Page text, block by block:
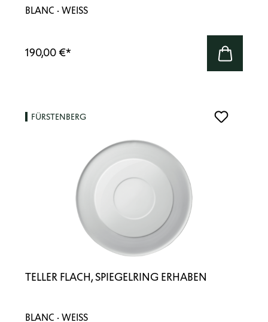
BLANC · WEISS
190,00 €*
FÜRSTENBERG
TELLER FLACH, SPIEGELRING ERHABEN
BLANC · WEISS